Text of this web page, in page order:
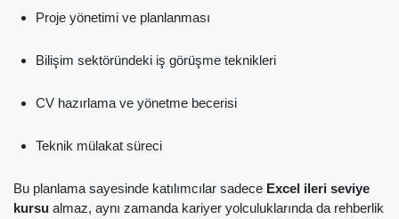
Proje yönetimi ve planlanması
Bilişim sektöründeki iş görüşme teknikleri
CV hazırlama ve yönetme becerisi
Teknik mülakat süreci
Bu planlama sayesinde katılımcılar sadece Excel ileri seviye
kursu almaz, aynı zamanda kariyer yolculuklarında da rehberlik